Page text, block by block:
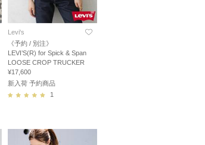
Levi's
《予約 / 別注》
LEVI’S(R) for Spick & Span
LOOSE CROP TRUCKER
¥17,600
新入荷 予約商品
1